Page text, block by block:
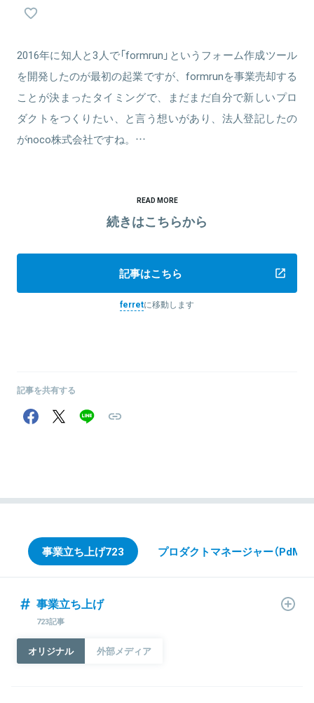
2016年に知人と3人で「formrun」というフォーム作成ツール
を開発したのが最初の起業ですが、formrunを事業売却する
ことが決まったタイミングで、まだまだ自分で新しいプロ
ダクトをつくりたい、と言う想いがあり、法人登記したの
がnoco株式会社ですね。…
READ MORE
続きはこちらから
記事はこちら
ferretに移動します
記事を共有する
事業立ち上げ723 プロダクトマネージャー（PdM）
事業立ち上げ
723記事
オリジナル 外部メディア